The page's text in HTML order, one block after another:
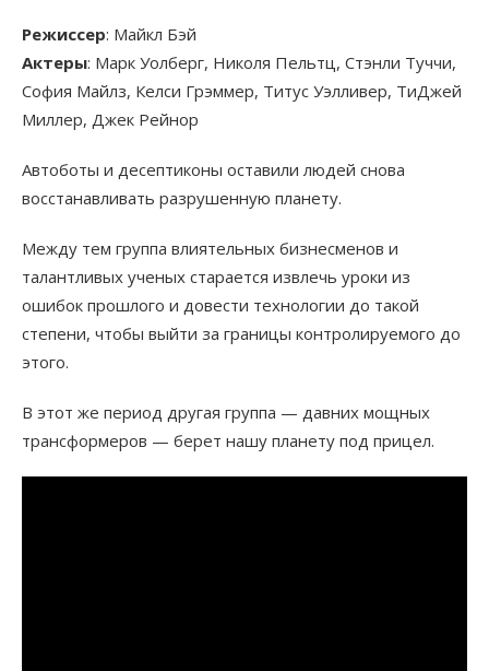
Режиссер: Майкл Бэй
Актеры: Марк Уолберг, Николя Пельтц, Стэнли Туччи,
София Майлз, Келси Грэммер, Титус Уэлливер, ТиДжей
Миллер, Джек Рейнор
Автоботы и десептиконы оставили людей снова
восстанавливать разрушенную планету.
Между тем группа влиятельных бизнесменов и
талантливых ученых старается извлечь уроки из
ошибок прошлого и довести технологии до такой
степени, чтобы выйти за границы контролируемого до
этого.
В этот же период другая группа — давних мощных
трансформеров — берет нашу планету под прицел.